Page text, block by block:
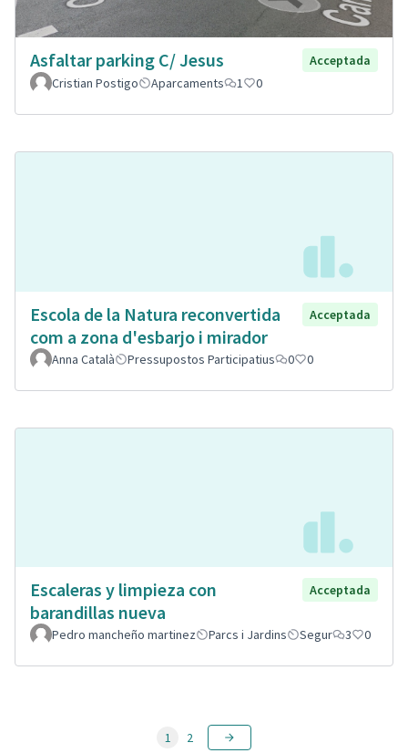
Asfaltar parking C/ Jesus
Acceptada
Cristian Postigo
Aparcaments 1 0
Escola de la Natura reconvertida
com a zona d'esbarjo i mirador
Acceptada
Anna Català Pressupostos Participatius 0 0
Escaleras y limpieza con
barandillas nueva
Acceptada
Pedro mancheño martinez Parcs i Jardins Segur 3 0
1 2